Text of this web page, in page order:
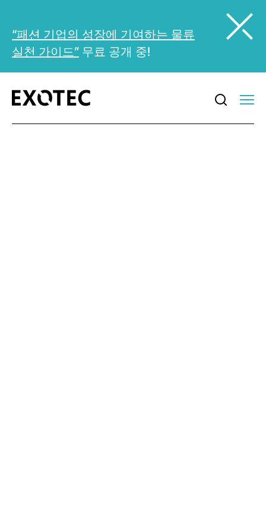
“패션 기업의 성장에 기여하는 물류
실천 가이드” 무료 공개 중!